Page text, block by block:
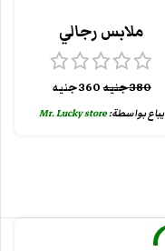
ملابس رجالي
380جنيه360جنيه
يباع بواسطة:Mr. Lucky store